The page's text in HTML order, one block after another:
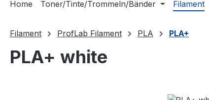
Home Toner/Tinte/Trommeln/Bänder Filament
Filament ProfLab Filament PLA PLA+
PLA+ white